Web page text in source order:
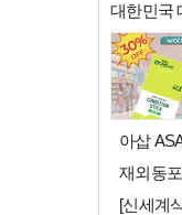
[신세계